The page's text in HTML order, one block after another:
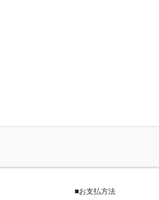
■お支払方法